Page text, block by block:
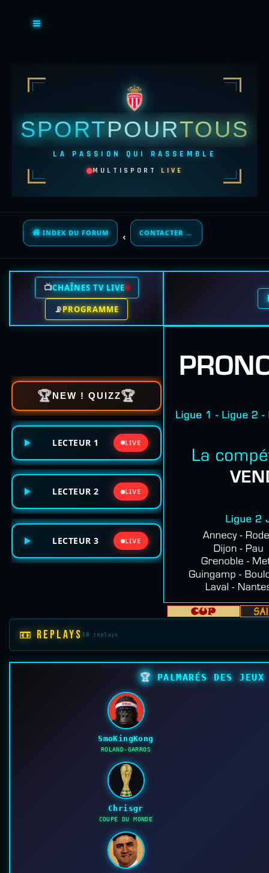
SPORTPOURTOUS
LA PASSION QUI RASSEMBLE
MULTISPORT LIVE
INDEX DU FORUM CONTACTER UN ADMINISTRATEUR DU FORUM
📺CHAÎNES TV LIVE
📡PROGRAMME
🏆NEW ! QUIZZ🏆
LECTEUR 1 LIVE
LECTEUR 2 LIVE
LECTEUR 3 LIVE
📼 REPLAYS 50 replays
🏆 PALMARÉS DES
SmoKingKong
ROLAND-GARROS
Chrisgr
COUPE DU MONDE